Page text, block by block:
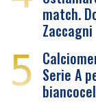
match.
Zaccagni
5 Serie A